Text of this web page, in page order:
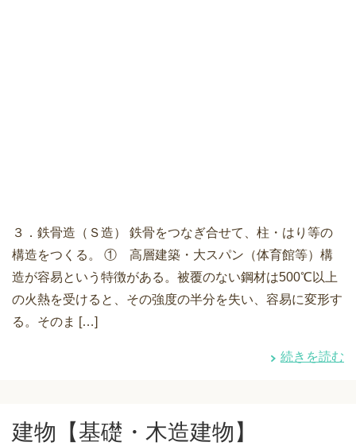
３．鉄骨造（Ｓ造） 鉄骨をつなぎ合せて、柱・はり等の
構造をつくる。 ① 高層建築・大スパン（体育館等）構
造が容易という特徴がある。被覆のない鋼材は500℃以上
の火熱を受けると、その強度の半分を失い、容易に変形す
る。そのま […]
続きを読む
建物【基礎・木造建物】